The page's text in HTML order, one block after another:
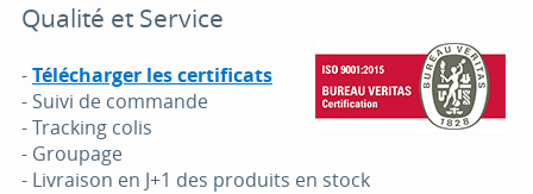
Qualité et Service
-Télécharger les certificats
- Suivi de commande
- Tracking colis
- Groupage
- Livraison en J+1 des produits en stock